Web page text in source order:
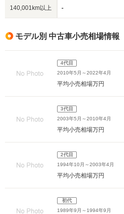
140,001km以上 -
モデル別 中古車小売相場情報
4代目
2010年5月～2022年4月
平均小売相場万円
3代目
2003年5月～2010年4月
平均小売相場万円
2代目
1994年10月～2003年4月
平均小売相場万円
初代
1989年9月～1994年9月